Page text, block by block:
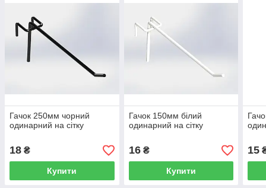
Гачок 250мм чорний
одинарний на сітку
18 ₴
Купити
Гачок 150мм білий
одинарний на сітку
16₴
Купити
15